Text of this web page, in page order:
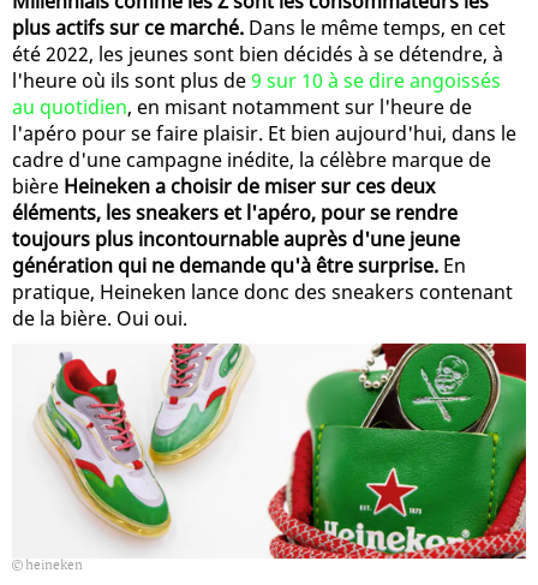
plus actifs sur ce marché. Dans le même temps, en cet
été 2022, les jeunes sont bien décidés à se détendre, à
l'heure où ils sont plus de9 sur 10 à se dire angoissés
au quotidien, en misant notamment sur l'heure de
l'apéro pour se faire plaisir. Et bien aujourd'hui, dans le
cadre d'une campagne inédite, la célèbre marque de
bière Heineken a choisir de miser sur ces deux
éléments, les sneakers et l'apéro, pour se rendre
toujours plus incontournable auprès d'une jeune
génération qui ne demande qu'à être surprise. En
pratique, Heineken lance donc des sneakers contenant
de la bière. Oui oui.
heineken